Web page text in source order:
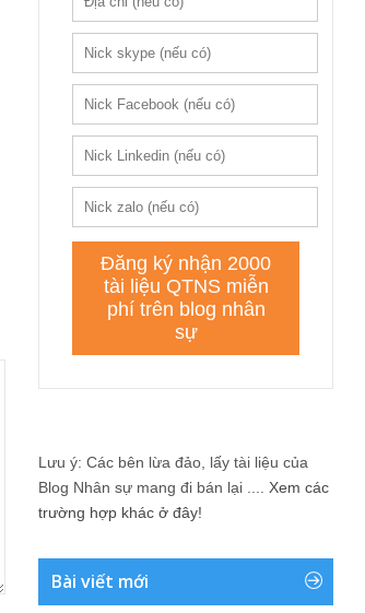
Lưu ý: Các bên lừa đảo, lấy tài liệu của
Blog Nhân sự mang đi bán lại .... Xem các
trường hợp khác ở đây!
Bài viết mới